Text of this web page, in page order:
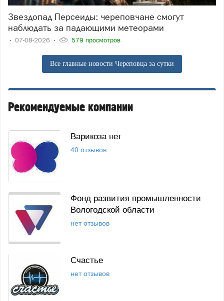
Звездопад Персеиды: череповчане смогут
наблюдать за падающими метеорами
07-08-2026 579 просмотров
Все главные новости Череповца за сутки
Рекомендуемые компании
Варикоза нет
40 отзывов
Фонд развития промышленности
Вологодской области
нет отзывов
Счастье
нет отзывов